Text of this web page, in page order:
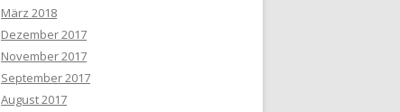
März 2018
Dezember 2017
November 2017
September 2017
August 2017